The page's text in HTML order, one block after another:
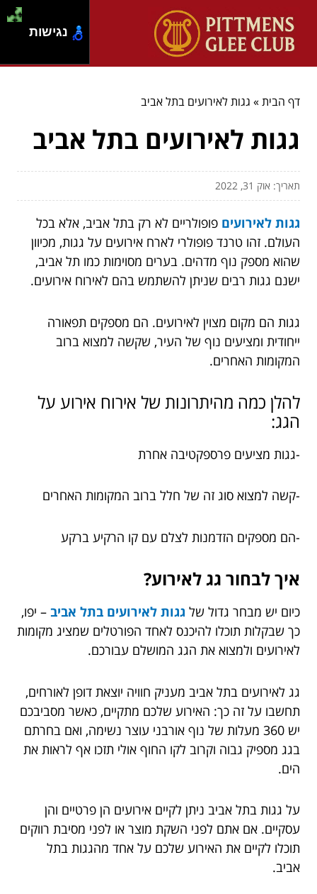
דף הבית» גגות לאירועים בתל אביב
גגות לאירועים בתל אביב
תאריך: אוק 31, 2022
גגות לאירועים פופולריים לא רק בתל אביב, אלא בכל
העולם. זהו טרנד פופולרי לארח אירועים על גגות, מכיוון
שהוא מספק נוף מדהים. בערים מסוימות כמו תל אביב,
ישנם גגות רבים שניתן להשתמש בהם לאירוח אירועים.
גגות הם מקום מצוין לאירועים. הם מספקים תפאורה
ייחודית ומציעים נוף של העיר, שקשה למצוא ברוב
המקומות האחרים.
להלן כמה מהיתרונות של אירוח אירוע על
הגג:
-גגות מציעים פרספקטיבה אחרת
-קשה למצוא סוג זה של חלל ברוב המקומות האחרים
-הם מספקים הזדמנות לצלם עם קו הרקיע ברקע
איך לבחור גג לאירוע?
כיום יש מבחר גדול של גגות לאירועים בתל אביב – יפו,
כך שבקלות תוכלו להיכנס לאחד הפורטלים שמציג מקומות
לאירועים ולמצוא את הגג המושלם עבורכם.
גג לאירועים בתל אביב מעניק חוויה יוצאת דופן לאורחים,
תחשבו על זה כך: האירוע שלכם מתקיים, כאשר מסביבכם
יש 360 מעלות של נוף אורבני עוצר נשימה, ואם בחרתם
בגג מספיק גבוה וקרוב לקו החוף אולי תזכו אף לראות את
הים.
על גגות בתל אביב ניתן לקיים אירועים הן פרטיים והן
עסקיים. אם אתם לפני השקת מוצר או לפני מסיבת רווקים
תוכלו לקיים את האירוע שלכם על אחד מהגגות בתל
אביב.
נגישות